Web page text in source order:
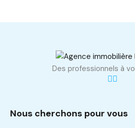
Des professionnels à
Nous cherchons pour vous